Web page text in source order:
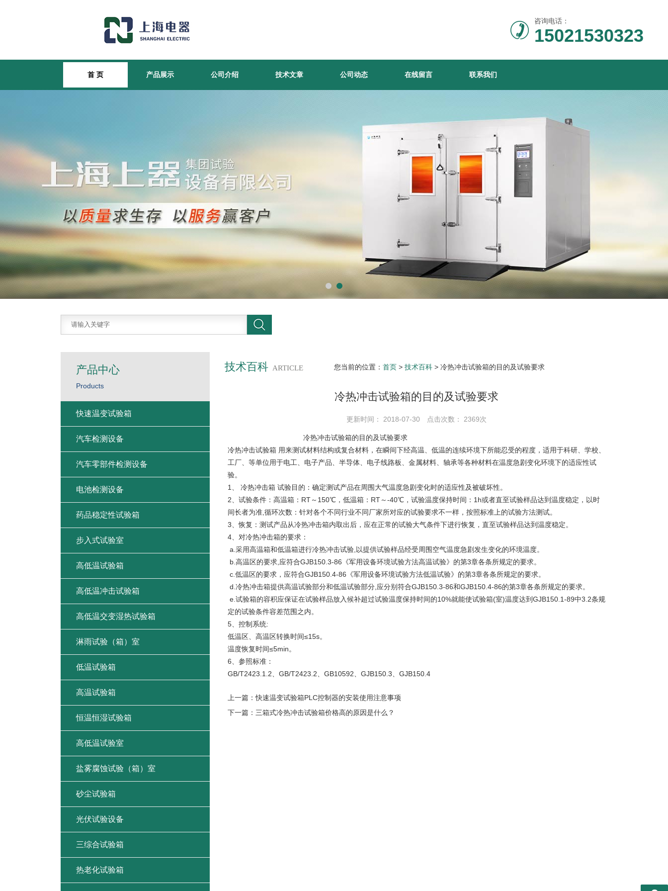
咨询电话：
15021530323
首 页 产品展示 公司介绍 技术文章 公司动态 在线留言 联系我们
技术百科 ARTICLE 您当前的位置： 首页 > 技术百科 > 冷热冲击试验箱的目的及试验要求
冷热冲击试验箱的目的及试验要求
更新时间： 2018-07-30 点击次数： 2369次
冷热冲击试验箱的目的及试验要求
冷热冲击试验箱 用来测试材料结构或复合材料，在瞬间下经高温、低温的连续环境下所能忍受的程度，适用于科研、学校、
工厂、等单位用于电工、电子产品、半导体、电子线路板、金属材料、轴承等各种材料在温度急剧变化环境下的适应性试
验。
1、 冷热冲击箱 试验目的：确定测试产品在周围大气温度急剧变化时的适应性及被破坏性。
2、试验条件：高温箱：RT～150℃，低温箱：RT～-40℃，试验温度保持时间：1h或者直至试验样品达到温度稳定，以时
间长者为准,循环次数：针对各个不同行业不同厂家所对应的试验要求不一样，按照标准上的试验方法测试。
3、恢复：测试产品从冷热冲击箱内取出后，应在正常的试验大气条件下进行恢复，直至试验样品达到温度稳定。
4、对冷热冲击箱的要求：
a.采用高温箱和低温箱进行冷热冲击试验,以提供试验样品经受周围空气温度急剧发生变化的环境温度。
b.高温区的要求,应符合GJB150.3-86《军用设备环境试验方法高温试验》的第3章各条所规定的要求。
c.低温区的要求，应符合GJB150.4-86《军用设备环境试验方法低温试验》的第3章各条所规定的要求。
d.冷热冲击箱提供高温试验部分和低温试验部分,应分别符合GJB150.3-86和GJB150.4-86的第3章各条所规定的要求。
e.试验箱的容积应保证在试验样品放入候补超过试验温度保持时间的10%就能使试验箱(室)温度达到GJB150.1-89中3.2条规
定的试验条件容差范围之内。
5、控制系统:
低温区、高温区转换时间≤15s。
温度恢复时间≤5min。
6、参照标准：
GB/T2423.1.2、GB/T2423.2、GB10592、GJB150.3、GJB150.4
上一篇：快速温变试验箱PLC控制器的安装使用注意事项
下一篇： 三箱式冷热冲击试验箱价格高的原因是什么？
产品中心
Products
快速温变试验箱
汽车检测设备
汽车零部件检测设备
电池检测设备
药品稳定性试验箱
步入式试验室
高低温试验箱
高低温冲击试验箱
高低温交变湿热试验箱
淋雨试验（箱）室
低温试验箱
高温试验箱
恒温恒湿试验箱
高低温试验室
盐雾腐蚀试验（箱）室
砂尘试验箱
光伏试验设备
三综合试验箱
热老化试验箱